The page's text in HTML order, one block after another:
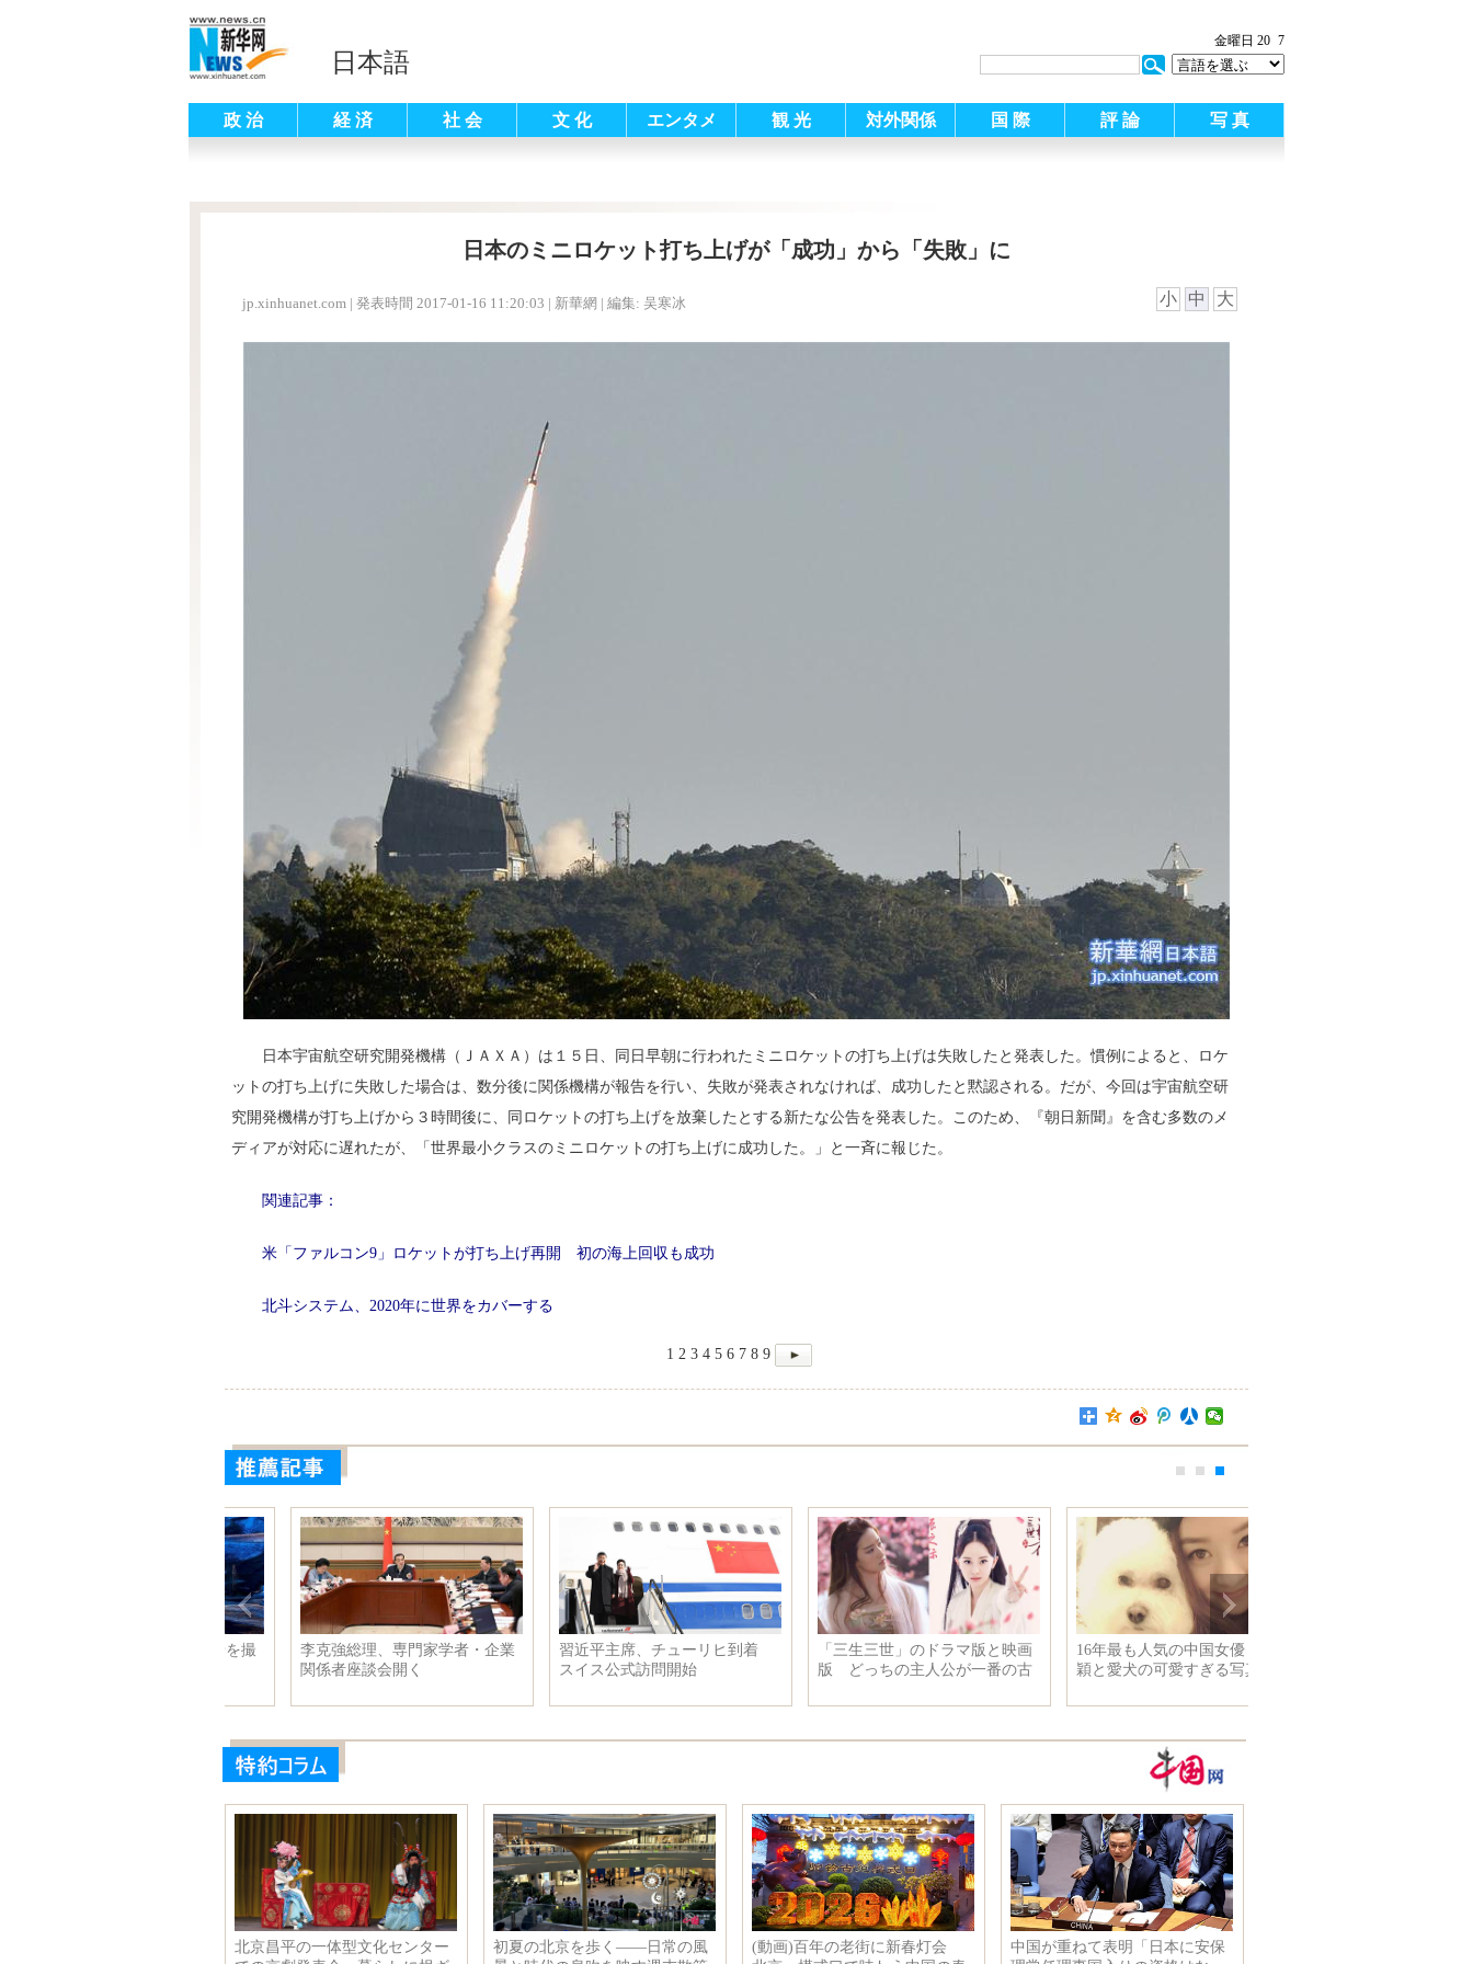
日本語
金曜日 20 7
政 治 経 済 社 会 文 化 エンタメ 観 光 対外関係 国 際 評 論 写 真
日本のミニロケット打ち上げが「成功」から「失敗」に
jp.xinhuanet.com | 発表時間 2017-01-16 11:20:03 | 新華網 | 編集: 吴寒冰 小 中 大
日本宇宙航空研究開発機構（ＪＡＸＡ）は１５日、同日早朝に行われたミニロケットの打ち上げは失敗したと発表した。慣例によると、ロケ
ットの打ち上げに失敗した場合は、数分後に関係機構が報告を行い、失敗が発表されなければ、成功したと黙認される。だが、今回は宇宙航空研
究開発機構が打ち上げから３時間後に、同ロケットの打ち上げを放棄したとする新たな公告を発表した。このため、『朝日新聞』を含む多数のメ
ディアが対応に遅れたが、「世界最小クラスのミニロケットの打ち上げに成功した。」と一斉に報じた。
関連記事：
米「ファルコン9」ロケットが打ち上げ再開 初の海上回収も成功
北斗システム、2020年に世界をカバーする
1 2 3 4 5 6 7 8 9
李克強総理、専門家学者・企業
関係者座談会開く
習近平主席、チューリヒ到着
スイス公式訪問開始
「三生三世」のドラマ版と映画
版 どっちの主人公が一番の古
16年最も人気の中国女優・趙麗
穎と愛犬の可愛すぎる写真